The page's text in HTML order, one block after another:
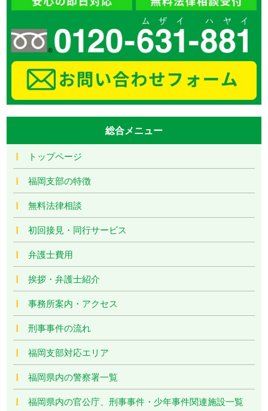
総合メニュー
トップページ
福岡支部の特徴
無料法律相談
初回接見・同行サービス
弁護士費用
挨拶・弁護士紹介
事務所案内・アクセス
刑事事件の流れ
福岡支部対応エリア
福岡県内の警察署一覧
福岡県内の官公庁、刑事事件・少年事件関連施設一覧